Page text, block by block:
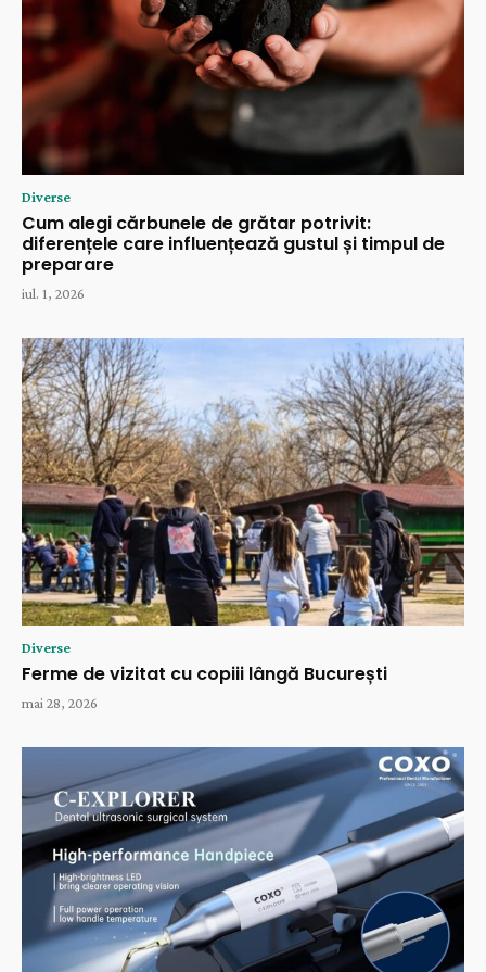
Diverse
Cum alegi cărbunele de grătar potrivit:
diferențele care influențează gustul și timpul de
preparare
iul. 1, 2026
Diverse
Ferme de vizitat cu copiii lângă București
mai 28, 2026